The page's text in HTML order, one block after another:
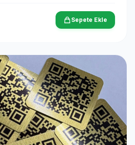
Sepete Ekle